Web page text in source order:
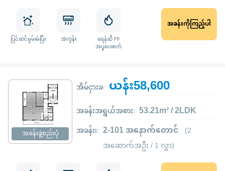
ပြင်ဆင်မွမ်းမံပြီး အဲကွန်း ရေနံဆီ FF
အပူပေးစက်
အခန်းကိုကြည့်ပါ
အခန်းဖွဲ့စည်းပုံ
အိမ်ငှားခ: ယန်း58,600
အခန်းအရွယ်အစား: 53.21m² / 2LDK
အခန်း၊: 2-101 အနောက်တောင် (2
အဆောက်အဦး / 1 လွှာ)